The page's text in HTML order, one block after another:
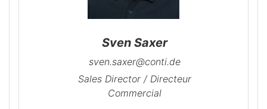
Sven Saxer
sven.saxer@conti.de
Sales Director / Directeur
Commercial